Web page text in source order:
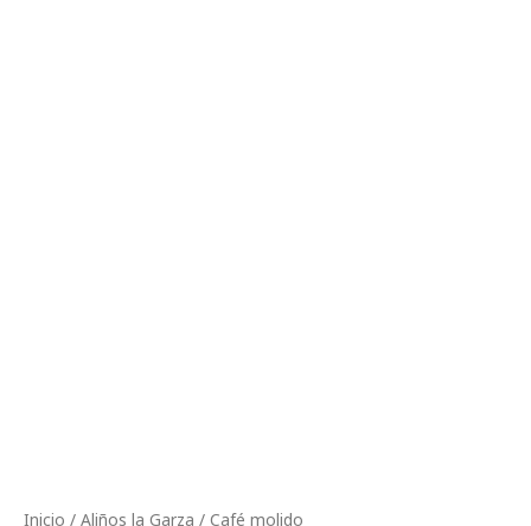
Inicio / Aliños la Garza / Café molido